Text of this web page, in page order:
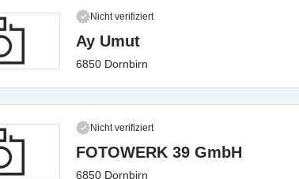
Nicht verifiziert
Ay Umut
6850 Dornbirn
Nicht verifiziert
FOTOWERK 39 GmbH
6850 Dornbirn